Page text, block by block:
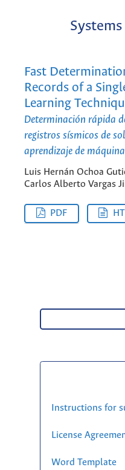
Fast
Records of a
Learning
Determinación rápida
registros sísmicos de
aprendizaje de máquina
Luis Hernán Ochoa
Carlos Alberto Vargas
PDF
Instructions for
License
Word Template